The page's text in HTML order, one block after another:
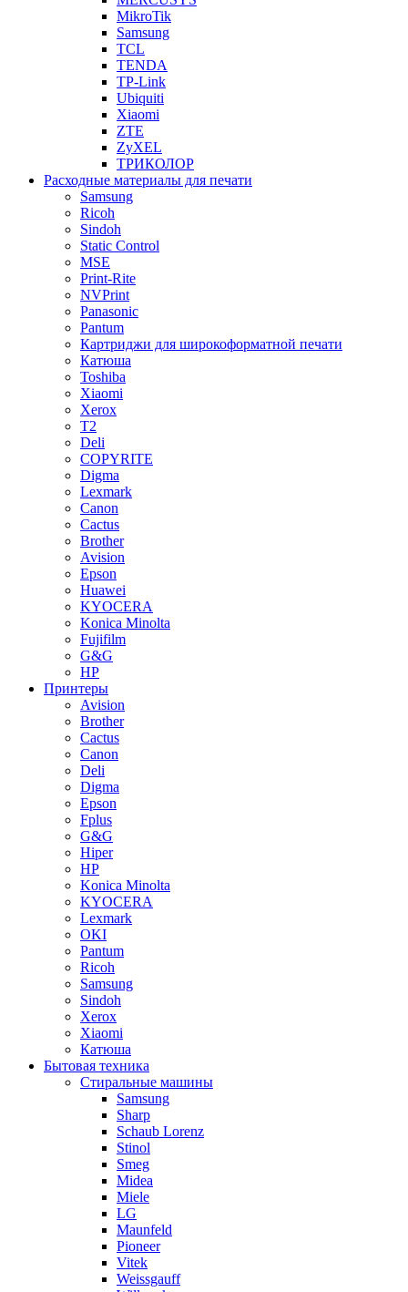
MikroTik
Samsung
TCL
TENDA
TP-Link
Ubiquiti
Xiaomi
ZTE
ZyXEL
ТРИКОЛОР
Расходные материалы для печати
Samsung
Ricoh
Sindoh
Static Control
MSE
Print-Rite
NVPrint
Panasonic
Pantum
Картриджи для широкоформатной печати
Катюша
Toshiba
Xiaomi
Xerox
T2
Deli
COPYRITE
Digma
Lexmark
Canon
Cactus
Brother
Avision
Epson
Huawei
KYOCERA
Konica Minolta
Fujifilm
G&G
HP
Принтеры
Avision
Brother
Cactus
Canon
Deli
Digma
Epson
Fplus
G&G
Hiper
HP
Konica Minolta
KYOCERA
Lexmark
OKI
Pantum
Ricoh
Samsung
Sindoh
Xerox
Xiaomi
Катюша
Бытовая техника
Стиральные машины
Samsung
Sharp
Schaub Lorenz
Stinol
Smeg
Midea
Miele
LG
Maunfeld
Pioneer
Vitek
Weissgauff